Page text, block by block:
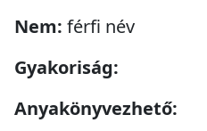
Nem: férfi név
Gyakoriság:
Anyakönyvezhető: